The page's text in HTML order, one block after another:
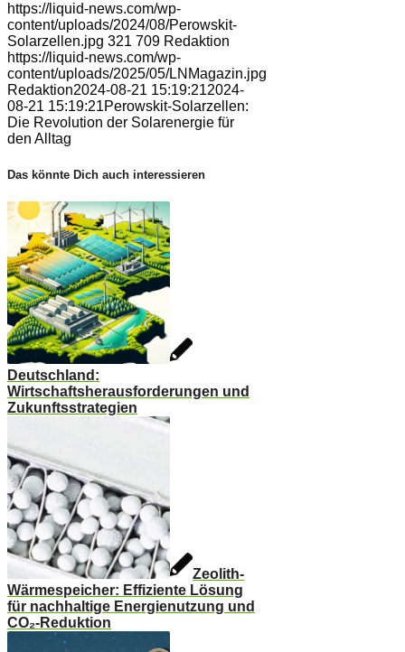
https://liquid-news.com/wp-
content/uploads/2024/08/Perowskit-
Solarzellen.jpg 321 709 Redaktion
https://liquid-news.com/wp-
content/uploads/2025/05/LNMagazin.jpg
Redaktion2024-08-21 15:19:212024-
08-21 15:19:21Perowskit-Solarzellen:
Die Revolution der Solarenergie für
den Alltag
Das könnte Dich auch interessieren
Deutschland:
Wirtschaftsherausforderungen und
Zukunftsstrategien
Zeolith-
Wärmespeicher: Effiziente Lösung
für nachhaltige Energienutzung und
CO₂-Reduktion